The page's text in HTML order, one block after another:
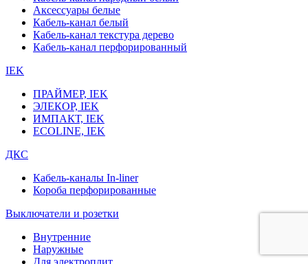
Аксессуары белые
Кабель-канал белый
Кабель-канал текстура дерево
Кабель-канал перфорированный
IEK
ПРАЙМЕР, IEK
ЭЛЕКОР, IEK
ИМПАКТ, IEK
ECOLINE, IEK
ДКС
Кабель-каналы In-liner
Короба перфорированные
Выключатели и розетки
Внутренние
Наружные
Для электроплит